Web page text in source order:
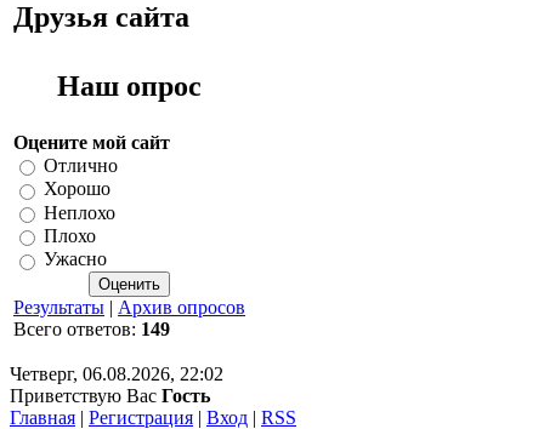
Друзья сайта
Наш опрос
Оцените мой сайт
Отлично
Хорошо
Неплохо
Плохо
Ужасно
Результаты | Архив опросов
Всего ответов: 149
Четверг, 06.08.2026, 22:02
Приветствую Вас Гость
Главная | Регистрация | Вход | RSS